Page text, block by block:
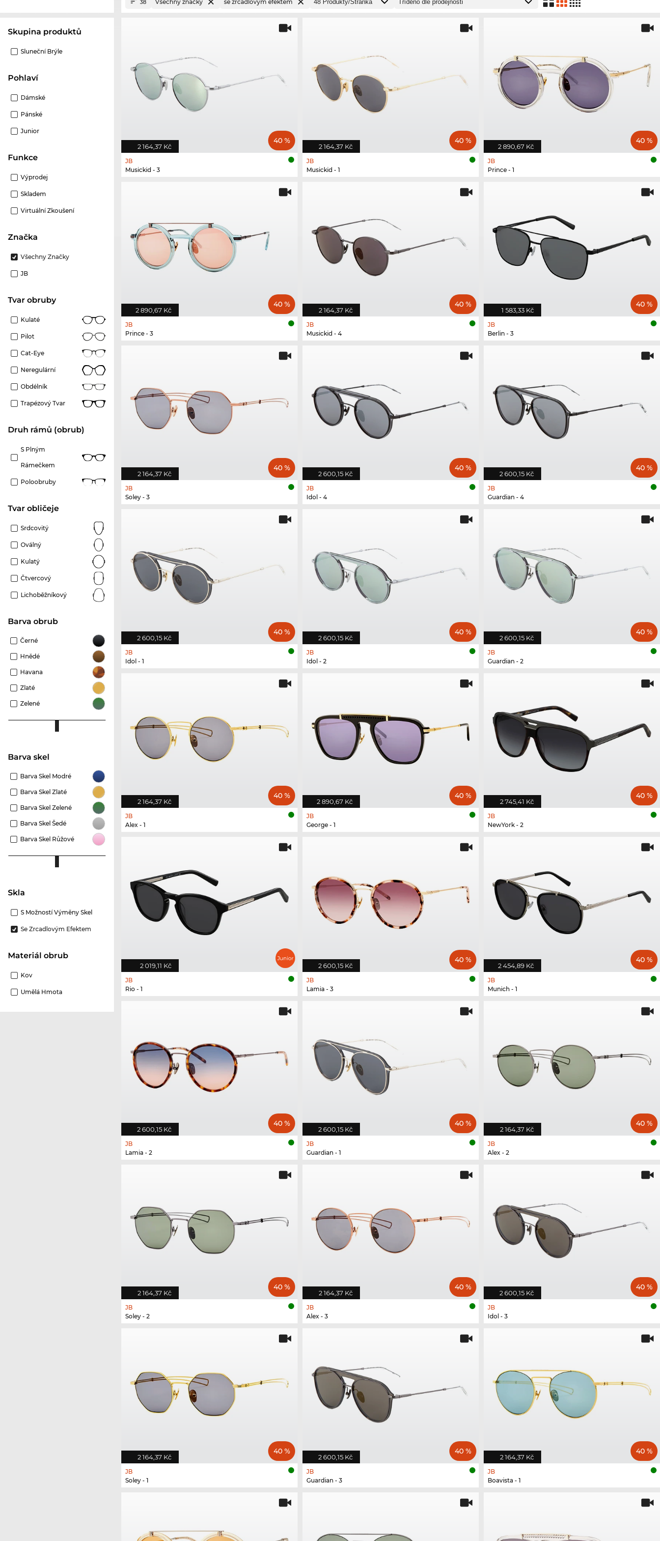
Skupina produktů
Sluneční Brýle
Pohlaví
Dámské
Pánské
Junior
Funkce
Výprodej
Skladem
Virtuální Zkoušení
Značka
Všechny Značky
JB
Tvar obruby
Kulaté
Pilot
Cat-Eye
Neregulární
Obdélník
Trapézový Tvar
Druh rámů (obrub)
S Plným
Rámečkem
Poloobruby
tvar obličeje
Srdcovitý
Oválný
Kulatý
Čtvercový
Lichoběžníkový
Barva obrub
Černé
Hnědé
Havana
Zlaté
Zelené
Barva skel
Barva Skel Modré
Barva Skel Zlaté
Barva Skel Zelené
Barva Skel Šedé
Barva Skel Růžové
Skla
S Možností Výměny Skel
Se Zrcadlovým Efektem
Materiál obrub
Kov
Umělá Hmota
38 Všechny značky se zrcadlovým efektem
2 164,37 Kč
40 %
JB
Musickid - 3
2 164,37 Kč
40 %
JB
Musickid - 1
2 890,67 Kč
40 %
JB
Prince - 1
2 890,67 Kč
40 %
JB
Prince - 3
2 164,37 Kč
40 %
JB
Musickid - 4
1 583,33 Kč
40 %
JB
Berlin - 3
2 164,37 Kč
40 %
JB
Soley - 3
2 600,15 Kč
40 %
JB
Idol - 4
2 600,15 Kč
40 %
JB
Guardian - 4
2 600,15 Kč
40 %
JB
Idol - 1
2 600,15 Kč
40 %
JB
Idol - 2
2 600,15 Kč
40 %
JB
Guardian - 2
2 164,37 Kč
40 %
JB
Alex - 1
2 890,67 Kč
40 %
JB
George - 1
2 745,41 Kč
40 %
JB
NewYork - 2
2 019,11 Kč
JB
Rio - 1
2 600,15 Kč
40 %
JB
Lamia - 3
2 454,89 Kč
40 %
JB
Munich - 1
2 600,15 Kč
40 %
JB
Lamia - 2
2 600,15 Kč
40 %
JB
Guardian - 1
2 164,37 Kč
40 %
JB
Alex - 2
2 164,37 Kč
40 %
JB
Soley - 2
2 164,37 Kč
40 %
JB
Alex - 3
2 600,15 Kč
40 %
JB
Idol - 3
2 164,37 Kč
40 %
JB
Soley - 1
2 600,15 Kč
40 %
JB
Guardian - 3
2 164,37 Kč
40 %
JB
Boavista - 1